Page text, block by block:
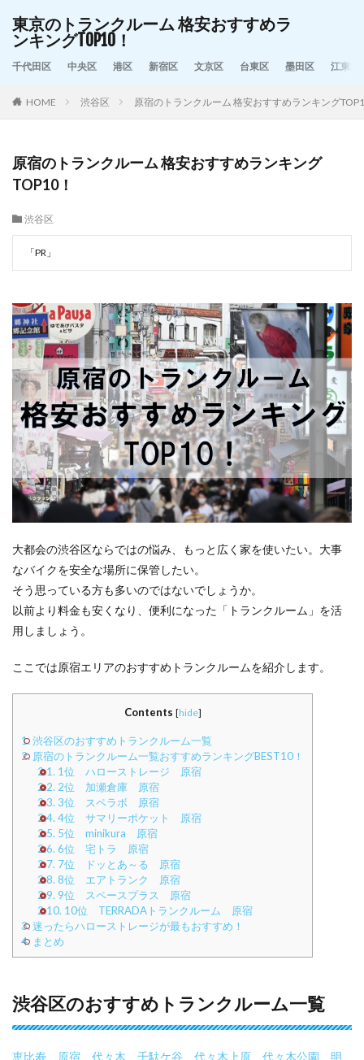
東京のトランクルーム 格安おすすめラ
ンキングTOP10！
千代田区 中央区 港区 新宿区 文京区 台東区 墨田区 江東区
HOME 渋谷区 原宿のトランクルーム 格安おすすめランキング
原宿のトランクルーム 格安おすすめランキング
TOP10！
渋谷区
「PR」
大都会の渋谷区ならではの悩み、もっと広く家を使いたい。大事
なバイクを安全な場所に保管したい。
そう思っている方も多いのではないでしょうか。
以前より料金も安くなり、便利になった「トランクルーム」を活
用しましょう。
ここでは原宿エリアのおすすめトランクルームを紹介します。
Contents [hide]
1.渋谷区のおすすめトランクルーム一覧
2. 原宿のトランクルーム一覧おすすめランキングBEST10！
2.1. 1位 ハローストレージ 原宿
2.2. 2位 加瀬倉庫 原宿
2.3. 3位 スペラボ 原宿
2.4. 4位 サマリーポケット 原宿
2.5. 5位 minikura 原宿
2.6. 6位 宅トラ 原宿
2.7. 7位 ドッとあ～る 原宿
2.8. 8位 エアトランク 原宿
2.9. 9位 スペースプラス 原宿
2.10. 10位 TERRADAトランクルーム 原宿
3.迷ったらハローストレージが最もおすすめ！
4. まとめ
渋谷区のおすすめトランクルーム一覧
恵比寿 原宿 代々木 千駄ケ谷 代々木上原 代々木公園
明